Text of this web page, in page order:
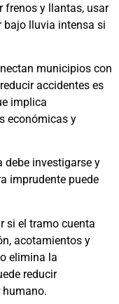
frenos y llantas, usar
bajo lluvia intensa si
municipios con
accidentes es
implica
económicas y
debe investigarse y
imprudente puede
si el tramo cuenta
acotamientos y
elimina la
reducir
humano.